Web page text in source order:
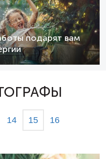
подарят вам
14 15 16